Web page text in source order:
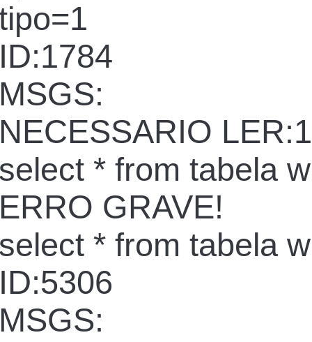
* from tabela
GRAVE!
* from tabela